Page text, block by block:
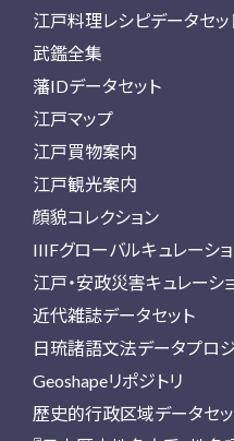
江戸料理レシピデータセッ
武鑑全集
藩IDデータセット
江戸マップ
江戸買物案内
江戸観光案内
顔貌コレクション
IIIFグローバルキュレーシ
江戸・安政災害キュレーシ
近代雑誌データセット
日琉諸語文法データプロ
Geoshapeリポジトリ
歴史的行政区域データセ